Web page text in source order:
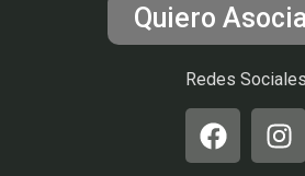
Quiero
Redes Sociales